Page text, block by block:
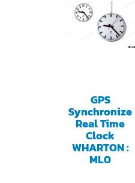
GPS
Synchronize
Real Time
Clock
WHARTON :
ML0